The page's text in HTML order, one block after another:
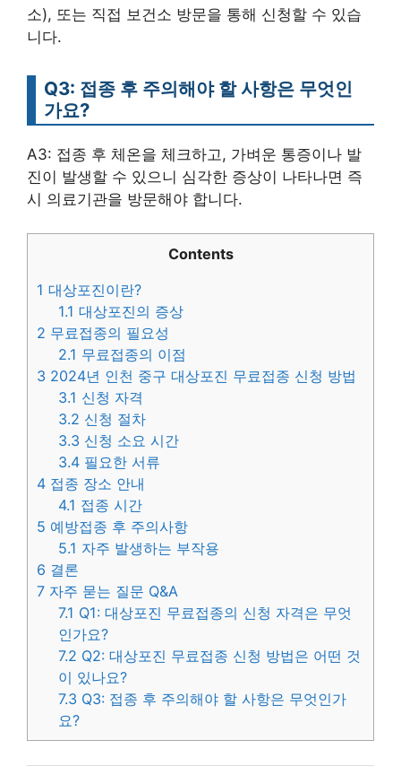
소), 또는 직접 보건소 방문을 통해 신청할 수 있습
니다.
Q3: 접종 후 주의해야 할 사항은 무엇인
가요?
A3: 접종 후 체온을 체크하고, 가벼운 통증이나 발
진이 발생할 수 있으니 심각한 증상이 나타나면 즉
시 의료기관을 방문해야 합니다.
Contents
1 대상포진이란?
1.1 대상포진의 증상
2 무료접종의 필요성
2.1 무료접종의 이점
3 2024년 인천 중구 대상포진 무료접종 신청 방법
3.1 신청 자격
3.2 신청 절차
3.3 신청 소요 시간
3.4 필요한 서류
4 접종 장소 안내
4.1 접종 시간
5 예방접종 후 주의사항
5.1 자주 발생하는 부작용
6 결론
7 자주 묻는 질문 Q&A
7.1 Q1: 대상포진 무료접종의 신청 자격은 무엇
인가요?
7.2 Q2: 대상포진 무료접종 신청 방법은 어떤 것
이 있나요?
7.3 Q3: 접종 후 주의해야 할 사항은 무엇인가
요?